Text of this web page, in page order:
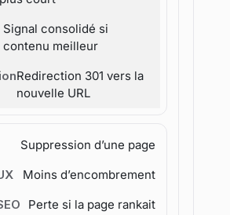
Signal consolidé si
contenu meilleur
Redirection 301 vers la
nouvelle URL
Suppression d’une page
Moins d’encombrement
Perte si la page rankait